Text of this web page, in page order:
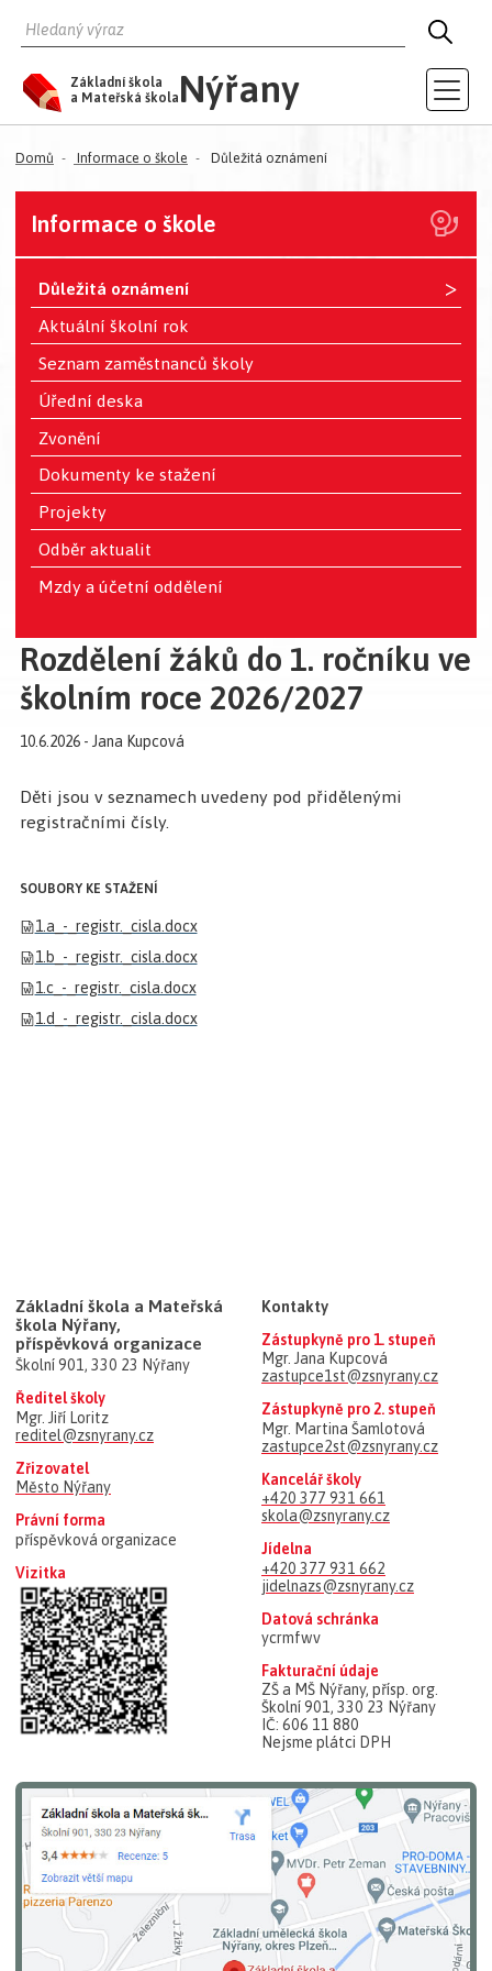
HLEDAT
Základní škola
a Mateřská škola Nýřany
Domů Informace o škole Důležitá oznámení
Informace o škole
Důležitá oznámení >
Aktuální školní rok
Seznam zaměstnanců školy
Úřední deska
Zvonění
Dokumenty ke stažení
Projekty
Odběr aktualit
Mzdy a účetní oddělení
Rozdělení žáků do 1. ročníku ve
školním roce 2026/2027
10.6.2026 - Jana Kupcová
Děti jsou v seznamech uvedeny pod přidělenými
registračními čísly.
SOUBORY KE STAŽENÍ
1.a_-_registr._cisla.docx
1.b_-_registr._cisla.docx
1.c_-_registr._cisla.docx
1.d_-_registr._cisla.docx
Základní škola a Mateřská
škola Nýřany,
příspěvková organizace
Školní 901, 330 23 Nýřany
Ředitel školy
Mgr. Jiří Loritz
reditel@zsnyrany.cz
Zřizovatel
Město Nýřany
Právní forma
příspěvková organizace
Vizitka
Kontakty
Zástupkyně pro 1. stupeň
Mgr. Jana Kupcová
zastupce1st@zsnyrany.cz
Zástupkyně pro 2. stupeň
Mgr. Martina Šamlotová
zastupce2st@zsnyrany.cz
Kancelář školy
+420 377 931 661
skola@zsnyrany.cz
Jídelna
+420 377 931 662
jidelnazs@zsnyrany.cz
Datová schránka
ycrmfwv
Fakturační údaje
ZŠ a MŠ Nýřany, přísp. org.
Školní 901, 330 23 Nýřany
IČ: 606 11 880
Nejsme plátci DPH